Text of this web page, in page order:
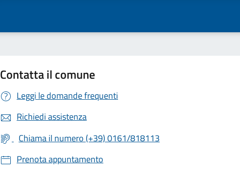
Contatta il comune
Leggi le domande frequenti
Richiedi assistenza
Chiama il numero (+39) 0161/818113
Prenota appuntamento